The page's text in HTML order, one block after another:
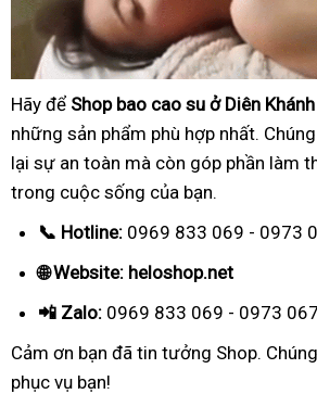
Hãy để Shop bao cao su ở Diên Khánh
những sản phẩm phù hợp nhất.
lại sự an toàn mà còn góp phần làm
trong cuộc sống của bạn.
📞 Hotline: 0969 833 069 - 0973
🌐 Website: heloshop.net
📲 Zalo: 0969 833 069 - 0973
Cảm ơn bạn đã tin tưởng Shop.
phục vụ bạn!